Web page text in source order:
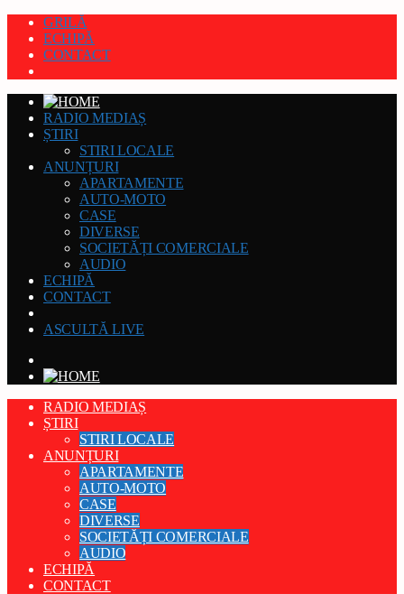
GRILĂ
ECHIPĂ
CONTACT
RADIO MEDIAȘ
ȘTIRI
STIRI LOCALE
ANUNȚURI
APARTAMENTE
AUTO-MOTO
CASE
DIVERSE
SOCIETĂȚI COMERCIALE
AUDIO
ECHIPĂ
CONTACT
ASCULTĂ LIVE
RADIO MEDIAȘ
ȘTIRI
STIRI LOCALE
ANUNȚURI
APARTAMENTE
AUTO-MOTO
CASE
DIVERSE
SOCIETĂȚI COMERCIALE
AUDIO
ECHIPĂ
CONTACT